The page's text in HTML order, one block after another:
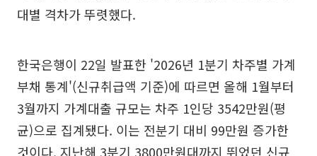
대별 격차가 뚜렷했다.
한국은행이 22일 발표한 '2026년 1분기 차주별 가계
부채 통계'(신규취급액 기준)에 따르면 올해 1월부터
3월까지 가계대출 규모는 차주 1인당 3542만원(평
균)으로 집계됐다. 이는 전분기 대비 99만원 증가한
것이다. 지난해 3분기 3800만원대까지 뛰었던 신규